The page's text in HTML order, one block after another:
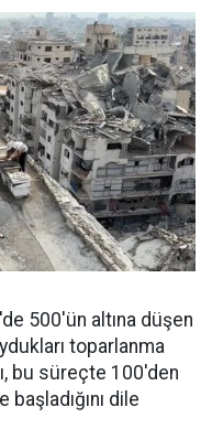
500'ün altına düşen
toparlanma
bu süreçte 100'den
başladığını dile